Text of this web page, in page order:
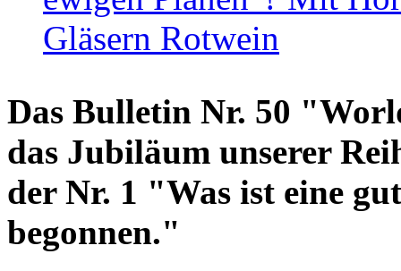
Gläsern Rotwein
Das Bulletin Nr. 50
das Jubiläum unserer
der Nr. 1 "Was ist eine
begonnen."